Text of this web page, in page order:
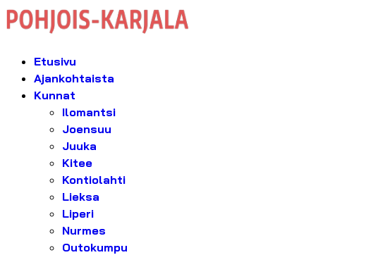
Etusivu
Ajankohtaista
Kunnat
Ilomantsi
Joensuu
Juuka
Kitee
Kontiolahti
Lieksa
Liperi
Nurmes
Outokumpu